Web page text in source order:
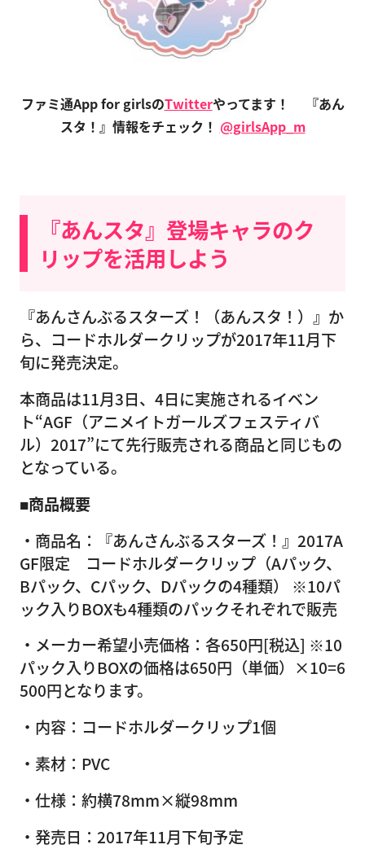
ファミ通App for girlsのTwitterやってます！
『あん
スタ！』情報をチェック！ @girlsApp_m
『あんスタ』登場キャラのク
リップを活用しよう
『あんさんぶるスターズ！（あんスタ！）』か
ら、コードホルダークリップが2017年11月下
旬に発売決定。
本商品は11月3日、4日に実施されるイベン
ト“AGF（アニメイトガールズフェスティバ
ル）2017”にて先行販売される商品と同じもの
となっている。
■商品概要
・商品名：『あんさんぶるスターズ！』2017A
GF限定 コードホルダークリップ（Aパック、
Bパック、Cパック、Dパックの4種類） ※10パ
ック入りBOXも4種類のパックそれぞれで販売
・メーカー希望小売価格：各650円[税込] ※10
パック入りBOXの価格は650円（単価）×10=6
500円となります。
・内容：コードホルダークリップ1個
・素材：PVC
・仕様：約横78mm×縦98mm
・発売日：2017年11月下旬予定